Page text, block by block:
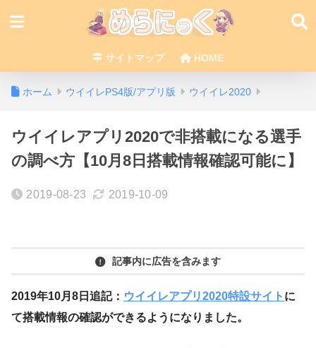
サイトマップ HOME
ホーム ウイイレPS4版/アプリ版 ウイイレ2020
ウイイレアプリ2020で非搭載になる選手
の調べ方【10月8日搭載情報確認可能に】
2019-08-23 2019-10-09
記事内に広告を含みます
2019年10月8日追記： ウイイレアプリ2020特設サイト に
て搭載情報の確認ができるようになりました。